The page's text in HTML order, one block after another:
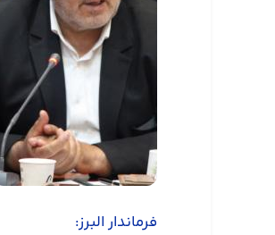
فرماندار البرز: